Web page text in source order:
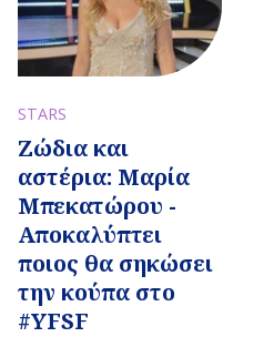
STARS
Ζώδια και
αστέρια: Μαρία
Μπεκατώρου -
Αποκαλύπτει
ποιος θα σηκώσει
την κούπα στο
#YFSF